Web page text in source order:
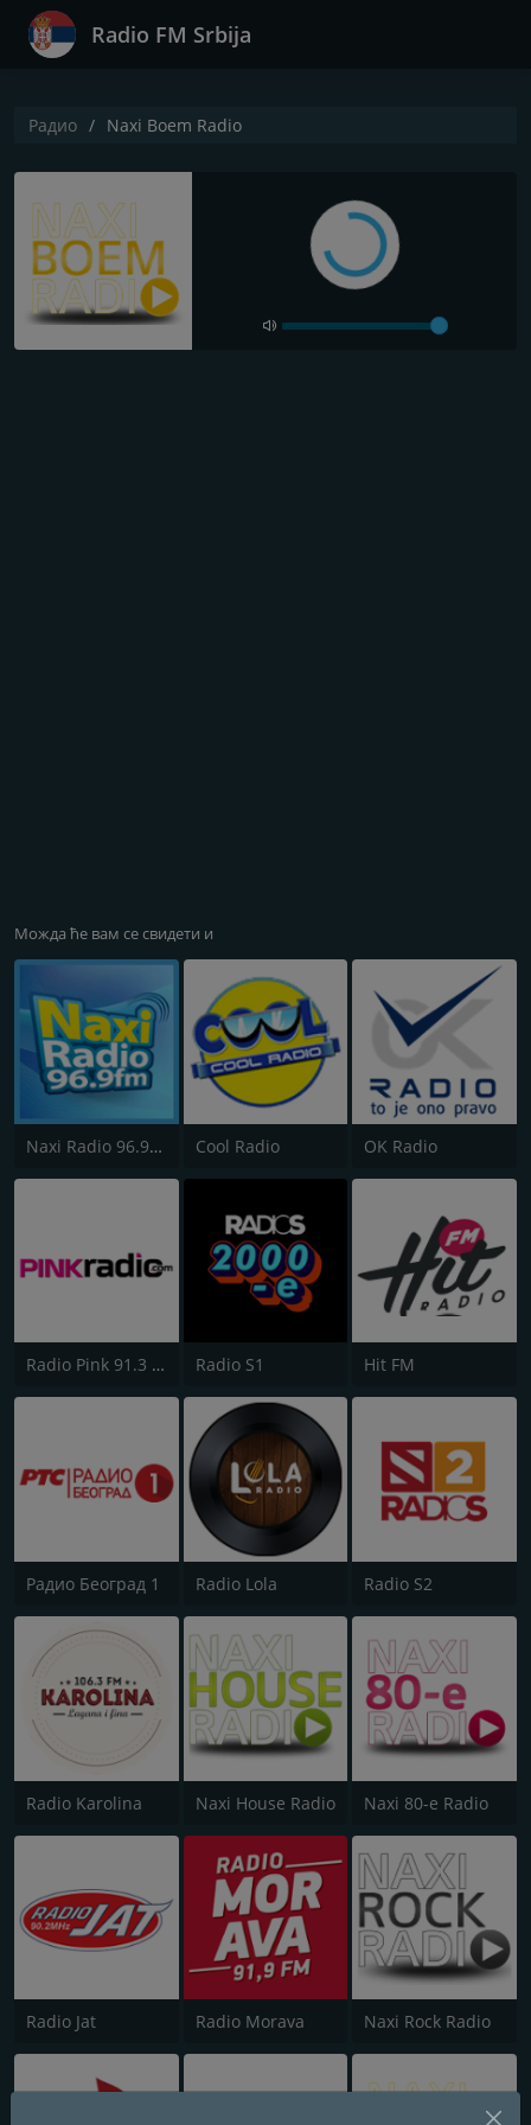
Radio FM Srbija
Радио Naxi Boem Radio
Можда ће вам се свидети и
Naxi Radio 96.9 FM Cool Radio OK Radio
Radio Pink 91.3 FM Radio S1 Hit FM
Радио Београд 1 Radio Lola Radio S2
Radio Karolina Naxi House Radio Naxi 80-e Radio
Radio Jat Radio Morava Naxi Rock Radio